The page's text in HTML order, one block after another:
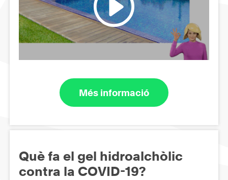
Més informació
Què fa el gel hidroalchòlic
contra la COVID-19?